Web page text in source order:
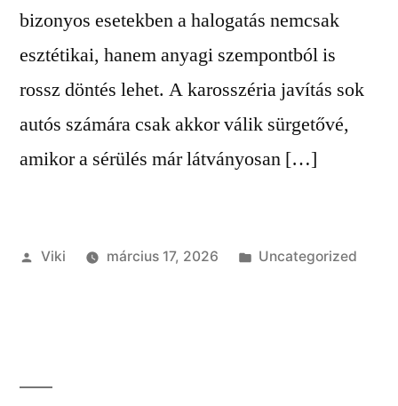
bizonyos esetekben a halogatás nemcsak
esztétikai, hanem anyagi szempontból is
rossz döntés lehet. A karosszéria javítás sok
autós számára csak akkor válik sürgetővé,
amikor a sérülés már látványosan […]
Szerző:
Viki március 17, 2026 Kategória:
Uncategorized